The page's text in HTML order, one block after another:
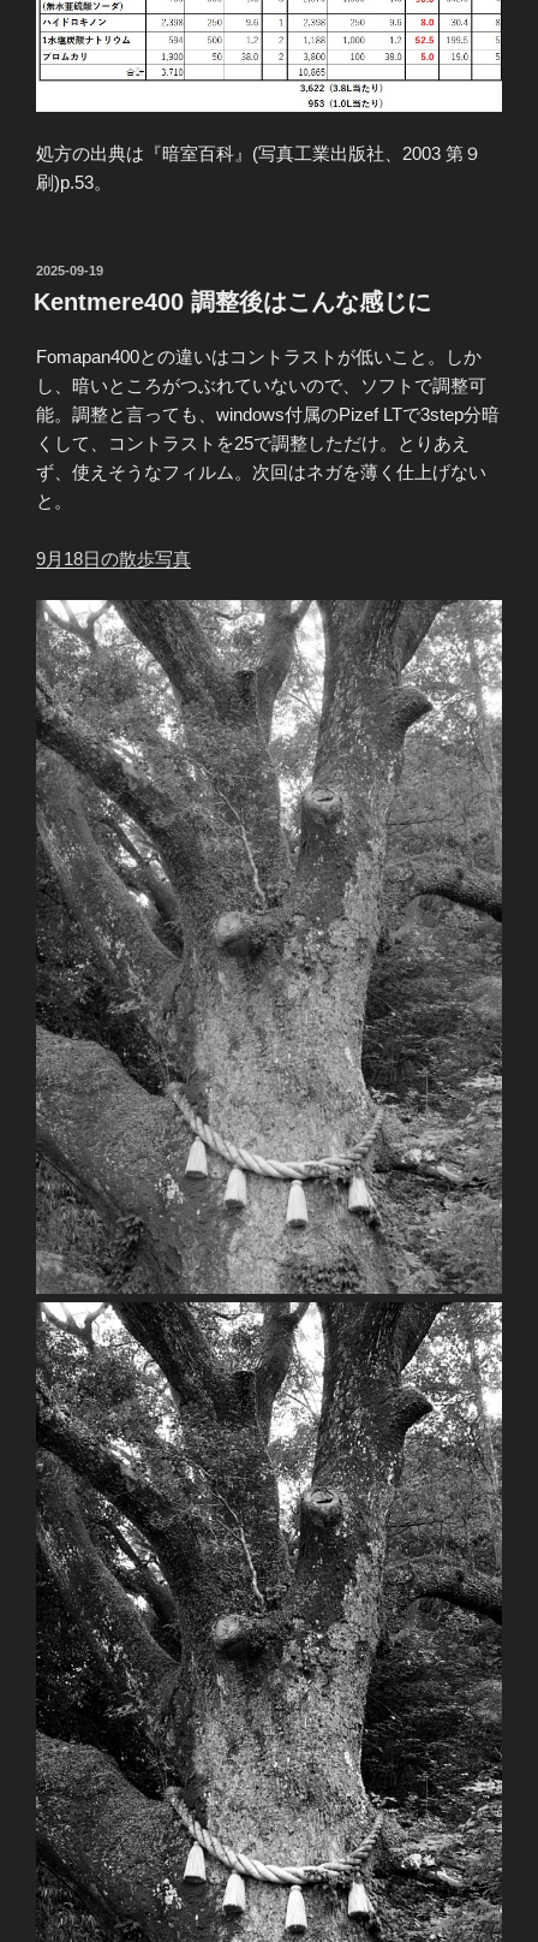
処方の出典は『暗室百科』(写真工業出版社、2003 第９
刷)p.53。
投
稿
日:
2025-09-19
Kentmere400 調整後はこんな感じに
Fomapan400との違いはコントラストが低いこと。しか
し、暗いところがつぶれていないので、ソフトで調整可
能。調整と言っても、windows付属のPizef LTで3step分暗
くして、コントラストを25で調整しただけ。とりあえ
ず、使えそうなフィルム。次回はネガを薄く仕上げない
と。
9月18日の散歩写真